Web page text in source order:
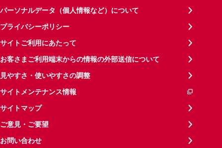
パーソナルデータ（個人情報など）について
プライバシーポリシー
サイトご利用にあたって
お客さまご利用端末からの情報の外部送信について
見やすさ・使いやすさの調整
サイトメンテナンス情報
サイトマップ
ご意見・ご要望
お問い合わせ